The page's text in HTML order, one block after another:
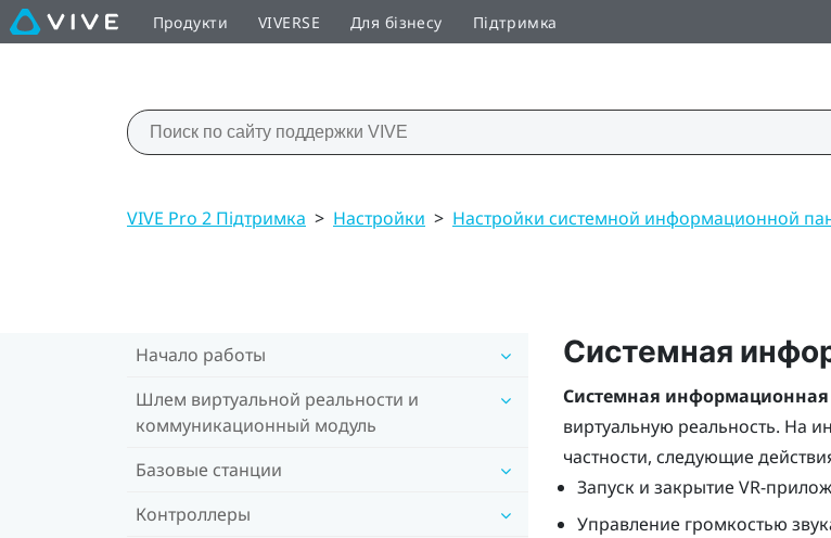
Продукти VIVERSE Для бізнесу Підтримка
VIVE Pro 2 Підтримка > Настройки > Настройки системной информационной
Начало работы
Шлем виртуальной реальности и
коммуникационный модуль
Базовые станции
Контроллеры
Системная
Системная информационная
виртуальную реальность. На
частности, следующие
Запуск и закрытие VR-
Управление громкостью